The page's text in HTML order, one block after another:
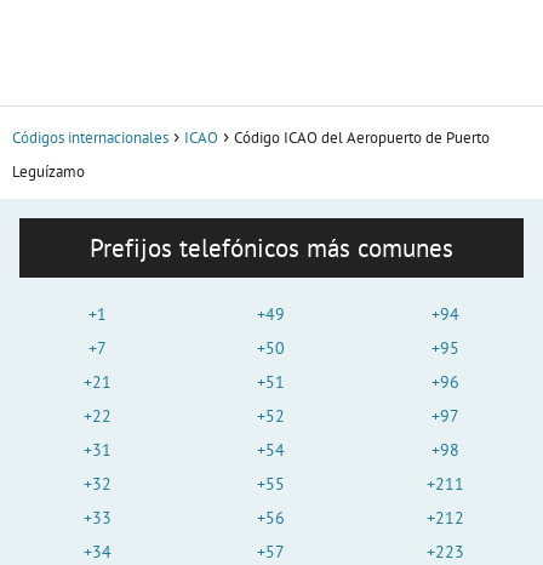
Códigos internacionales ICAO
Código ICAO del Aeropuerto de Puerto
Leguízamo
Prefijos telefónicos más comunes
+1
+7
+21
+22
+31
+32
+33
+34
+49
+50
+51
+52
+54
+55
+56
+57
+94
+95
+96
+97
+98
+211
+212
+223